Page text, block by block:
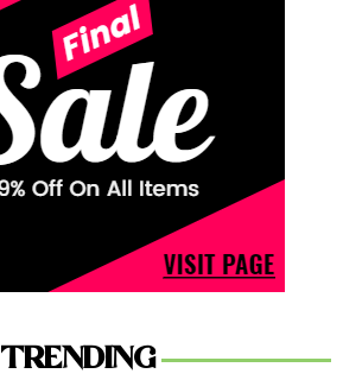
TRENDING